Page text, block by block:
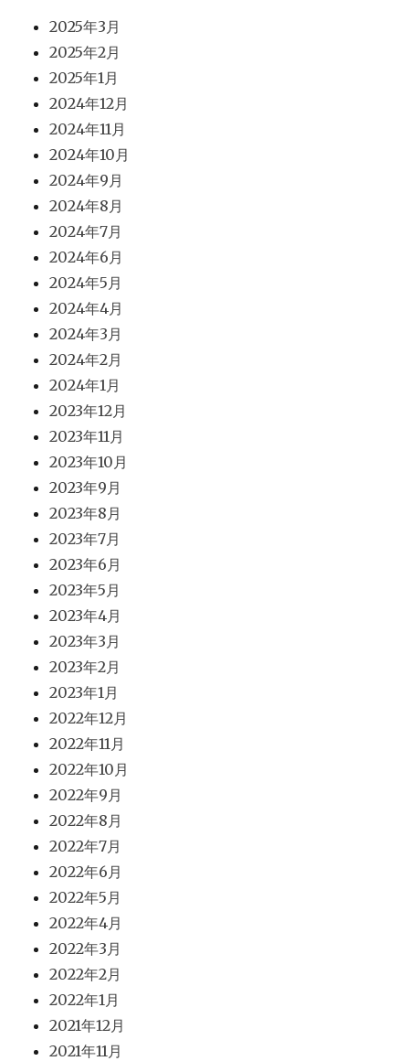
2025年3月
2025年2月
2025年1月
2024年12月
2024年11月
2024年10月
2024年9月
2024年8月
2024年7月
2024年6月
2024年5月
2024年4月
2024年3月
2024年2月
2024年1月
2023年12月
2023年11月
2023年10月
2023年9月
2023年8月
2023年7月
2023年6月
2023年5月
2023年4月
2023年3月
2023年2月
2023年1月
2022年12月
2022年11月
2022年10月
2022年9月
2022年8月
2022年7月
2022年6月
2022年5月
2022年4月
2022年3月
2022年2月
2022年1月
2021年12月
2021年11月